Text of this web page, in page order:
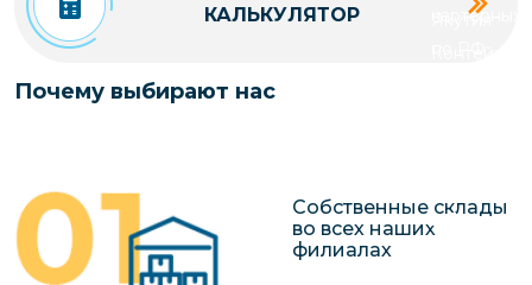
чартерных
Якутия
в Якутию
КАЛЬКУЛЯТОР
Почему выбирают нас
Собственные склады
во всех наших
филиалах